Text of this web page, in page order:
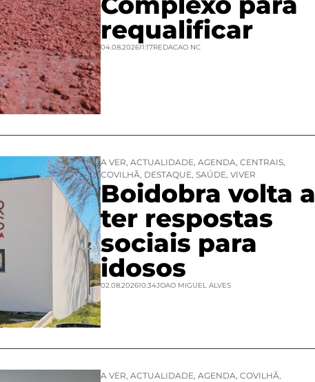
requalificar
04.08.202611:17REDACAO NC
A VER, ACTUALIDADE, AGENDA, CENTRAIS,
COVILHÃ, DESTAQUE, SAÚDE, VIVER
Boidobra volta a
ter respostas
sociais para
idosos
02.08.202610:34JOAO MIGUEL ALVES
A VER, ACTUALIDADE, AGENDA, COVILHÃ,